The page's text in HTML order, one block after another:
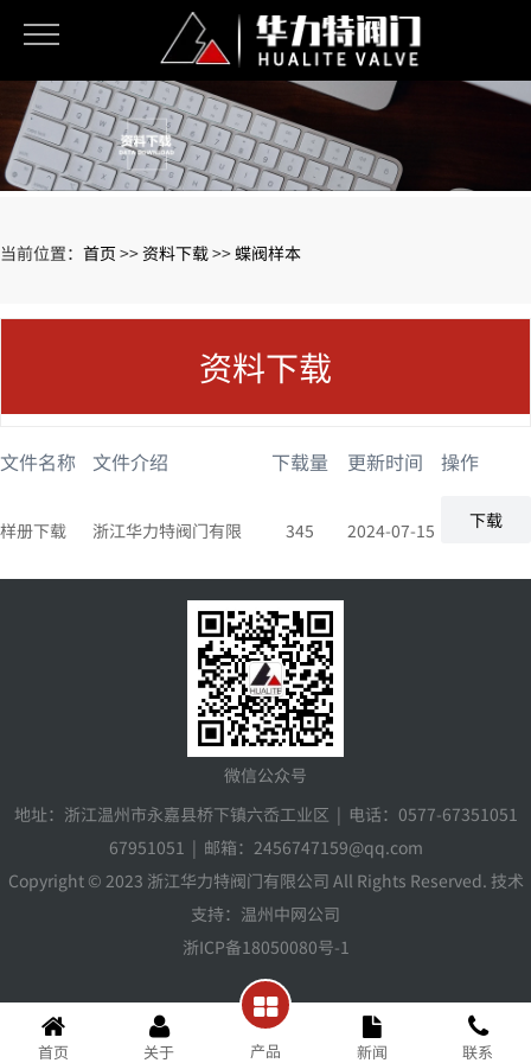
当前位置： 首页 >>资料下载>>蝶阀样本
资料下载
文件名称 文件介绍 下载量 更新时间 操作
样册下载 浙江华力特阀门有限
公司蝶阀产品样册下
345 2024-07-15 下载
微信公众号
地址：浙江温州市永嘉县桥下镇六岙工业区 | 电话：0577-67351051
67951051 | 邮箱：2456747159@qq.com
Copyright © 2023 浙江华力特阀门有限公司 All Rights Reserved. 技术
支持：温州中网公司
浙ICP备18050080号-1
首页 关于 产品 新闻 联系